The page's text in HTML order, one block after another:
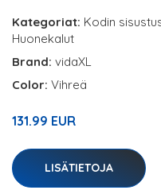
Kategoriat: Kodin
Huonekalut
Brand: vidaXL
Color: Vihreä
131.99 EUR
LISÄTIETOJA